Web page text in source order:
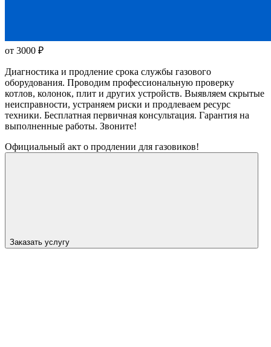
от 3000 ₽
Диагностика и продление срока службы газового
оборудования. Проводим профессиональную проверку
котлов, колонок, плит и других устройств. Выявляем скрытые
неисправности, устраняем риски и продлеваем ресурс
техники. Бесплатная первичная консультация. Гарантия на
выполненные работы. Звоните!
Официальный акт о продлении для газовиков!
Заказать услугу